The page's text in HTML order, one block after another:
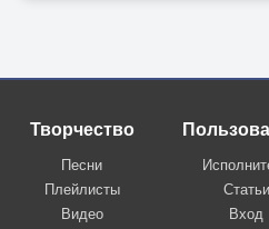
Творчество
Песни
Плейлисты
Видео
Статьи
Вход